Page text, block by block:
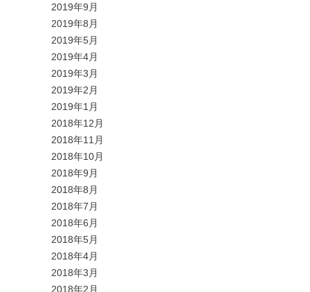
2019年9月
2019年8月
2019年5月
2019年4月
2019年3月
2019年2月
2019年1月
2018年12月
2018年11月
2018年10月
2018年9月
2018年8月
2018年7月
2018年6月
2018年5月
2018年4月
2018年3月
2018年2月